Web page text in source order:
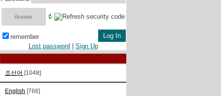
remember
Lost password
Sign Up
조선어 [1048]
English [766]